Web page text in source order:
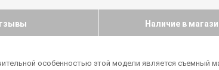
Наличие в
особенностью этой модели является съемный